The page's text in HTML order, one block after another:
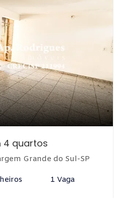
4 quartos
Grande do Sul-SP
1 Vaga